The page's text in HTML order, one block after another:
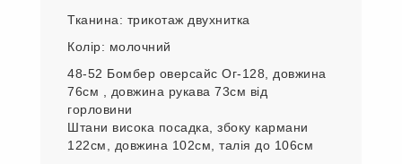
Тканина: трикотаж двухнитка
Колір: молочний
48-52 Бомбер оверсайс Ог-128, довжина
76см , довжина рукава 73см від
горловини
Штани висока посадка, збоку кармани
122см, довжина 102см, талія до 106см